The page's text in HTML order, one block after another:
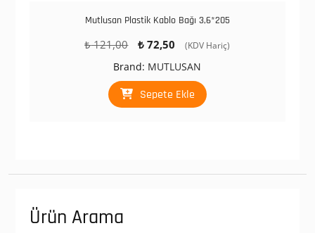
Mutlusan Plastik Kablo Bağı 3,6*205
₺121,00
Orijinal
₺ 121,00.
₺ 72,50
Şu
fiyat:
₺ 72,50.
(KDV Hariç)
Brand: MUTLUSAN
Sepete Ekle
Ürün Arama